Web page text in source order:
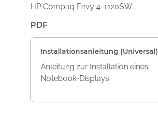
HP Compaq Envy 4-1120SW
PDF
Installationsanleitung (Universal)
Anleitung zur Installation eines
Notebook-Displays